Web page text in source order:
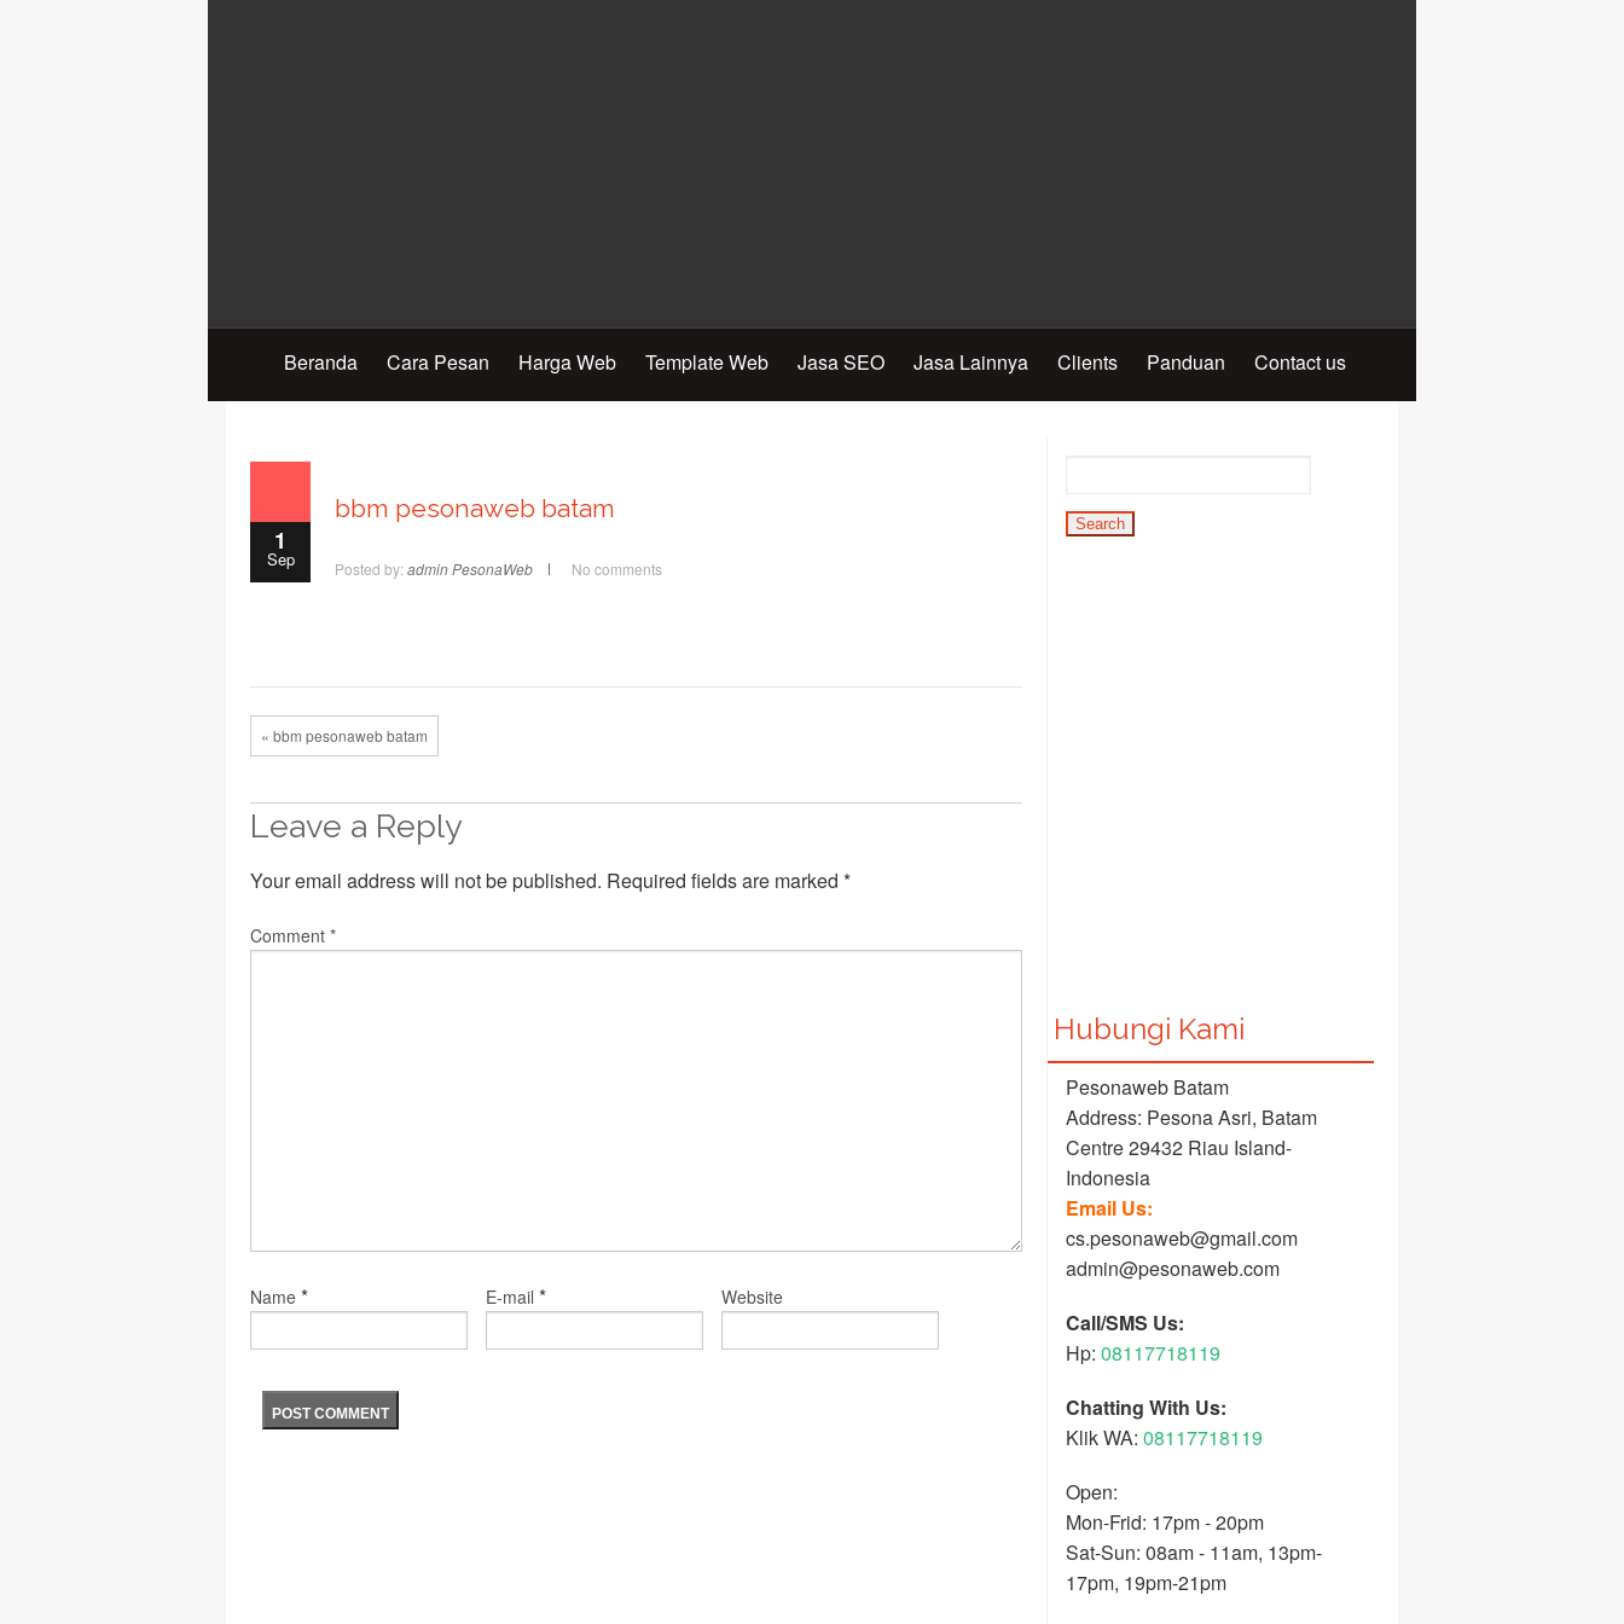
Beranda Cara Pesan Harga Web Template Web Jasa SEO Jasa Lainnya Clients Panduan Contact us
1
Sep
bbm pesonaweb batam
Posted by: admin PesonaWeb No comments
« bbm pesonaweb batam
Leave a Reply
Your email address will not be published. Required fields are marked *
Comment *
Name * E-mail * Website
Hubungi Kami
Pesonaweb Batam
Address: Pesona Asri, Batam
Centre 29432 Riau Island-
Indonesia
Email Us:
cs.pesonaweb@gmail.com
admin@pesonaweb.com
Call/SMS Us:
Hp: 08117718119
Chatting With Us:
Klik WA: 08117718119
Open:
Mon-Frid: 17pm - 20pm
Sat-Sun: 08am - 11am, 13pm-
17pm, 19pm-21pm